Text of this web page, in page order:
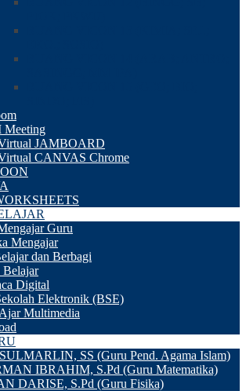
Meeting
JAMBOARD
CANVAS Chrome
Guru
Mengajar
dan Berbagi
Belajar
Digital
Elektronik (BSE)
Multimedia
SS (Guru Pend. Agama Islam)
IBRAHIM, S.Pd (Guru Matematika)
DARISE, S.Pd (Guru Fisika)